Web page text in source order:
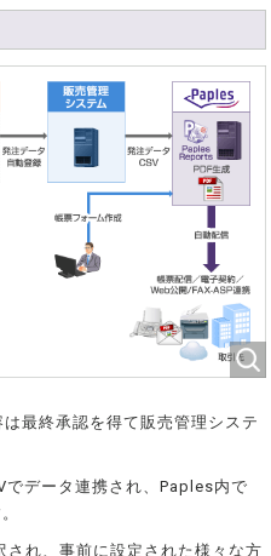
最終承認を得て販売管理システ
データ連携され、Paples内で
れ、事前に設定された様々な方